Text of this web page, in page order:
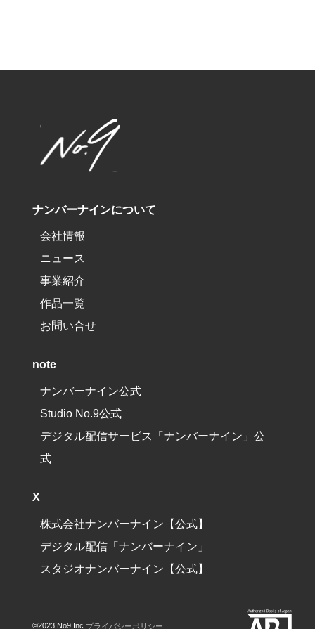
ナンバーナインについて
会社情報
ニュース
事業紹介
作品一覧
お問い合せ
note
ナンバーナイン公式
Studio No.9公式
デジタル配信サービス「ナンバーナイン」公
式
X
株式会社ナンバーナイン【公式】
デジタル配信「ナンバーナイン」
スタジオナンバーナイン【公式】
©️2023 No9 Inc. プライバシーポリシー